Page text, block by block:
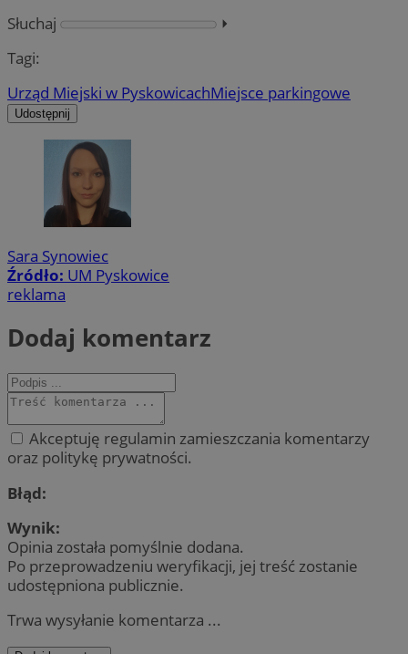
Słuchaj
⏵︎
Tagi:
Urząd Miejski w PyskowicachMiejsce parkingowe
Udostępnij
Sara Synowiec
Źródło: UM Pyskowice
reklama
Dodaj komentarz
Akceptuję regulamin zamieszczania komentarzy
oraz politykę prywatności.
Błąd:
Wynik:
Opinia została pomyślnie dodana.
Po przeprowadzeniu weryfikacji, jej treść zostanie
udostępniona publicznie.
Trwa wysyłanie komentarza ...